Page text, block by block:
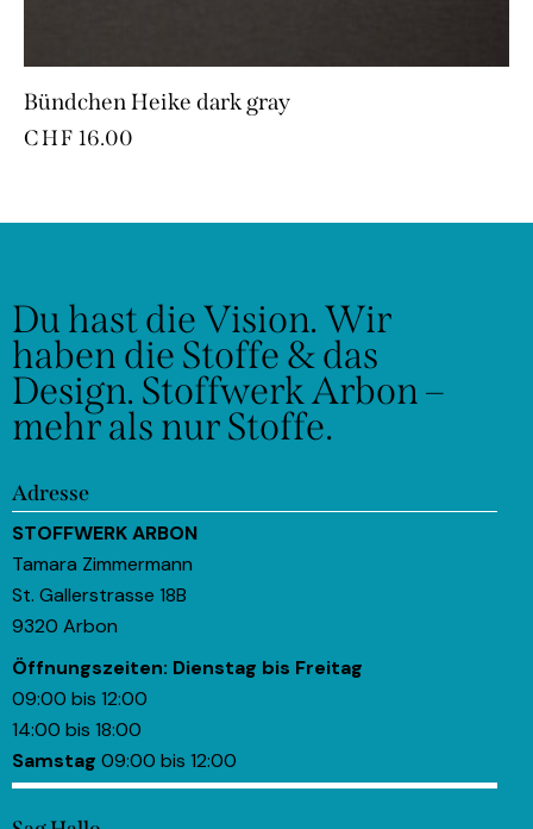
Bündchen Heike dark gray
CHF 16.00
Du hast die Vision.Wir
haben die Stoffe & das
Design. Stoffwerk Arbon –
mehr als nur Stoffe.
Adresse
STOFFWERK ARBON
Tamara Zimmermann
St. Gallerstrasse 18B
9320 Arbon
Öffnungszeiten: Dienstag bis Freitag
09:00 bis 12:00
14:00 bis 18:00
Samstag 09:00 bis 12:00